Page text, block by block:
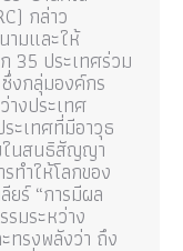
กล่าว
ามและให้
35 ประเทศร่วม
งกลุ่มองค์กร
างประเทศ
ะเทศที่มีอาวุธ
ในสนธิสัญญา
ทำให้โลกของ
ยร์ “การมีผล
มระหว่าง
ทรงพลังว่า ถึง